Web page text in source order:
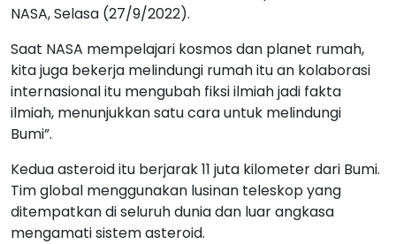
NASA, Selasa (27/9/2022).
Saat NASA mempelajari kosmos dan planet rumah,
kita juga bekerja melindungi rumah itu an kolaborasi
internasional itu mengubah fiksi ilmiah jadi fakta
ilmiah, menunjukkan satu cara untuk melindungi
Bumi”.
Kedua asteroid itu berjarak 11 juta kilometer dari Bumi.
Tim global menggunakan lusinan teleskop yang
ditempatkan di seluruh dunia dan luar angkasa
mengamati sistem asteroid.